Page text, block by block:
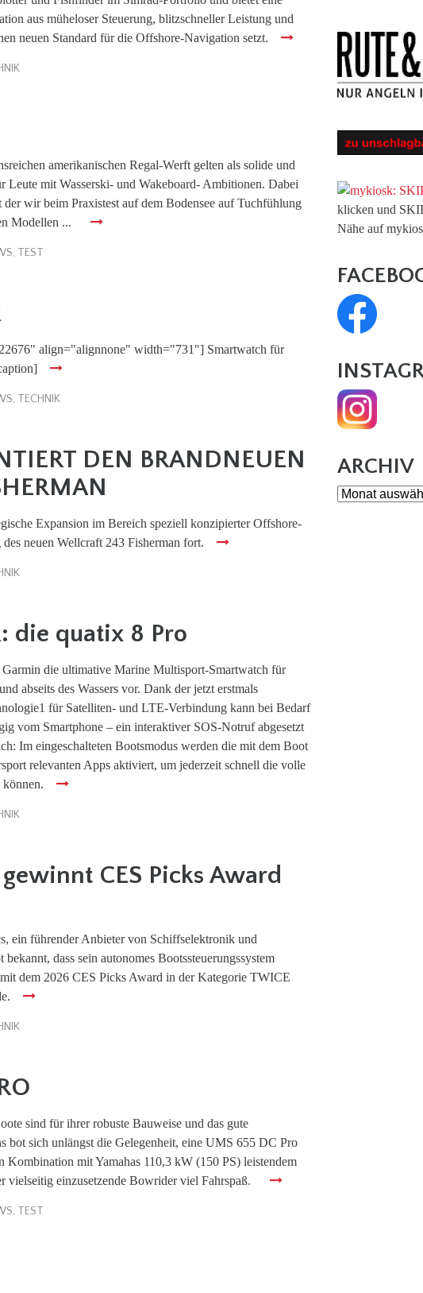
aus müheloser Steuerung, blitzschneller Leistung und
neuen Standard für die Offshore-Navigation setzt.
amerikanischen Regal-Werft gelten als solide und
Leute mit Wasserski- und Wakeboard- Ambitionen. Dabei
wir beim Praxistest auf dem Bodensee auf Tuchfühlung
Modellen ...
, TEST
align="alignnone" width="731"] Smartwatch für
, TECHNIK
DEN BRANDNEUEN
Expansion im Bereich speziell konzipierter Offshore-
neuen Wellcraft 243 Fisherman fort.
die quatix 8 Pro
die ultimative Marine Multisport-Smartwatch für
abseits des Wassers vor. Dank der jetzt erstmals
für Satelliten- und LTE-Verbindung kann bei Bedarf
vom Smartphone – ein interaktiver SOS-Notruf abgesetzt
Im eingeschalteten Bootsmodus werden die mit dem Boot
relevanten Apps aktiviert, um jederzeit schnell die volle
CES Picks Award
ein führender Anbieter von Schiffselektronik und
dass sein autonomes Bootssteuerungssystem
dem 2026 CES Picks Award in der Kategorie TWICE
sind für ihrer robuste Bauweise und das gute
bot sich unlängst die Gelegenheit, eine UMS 655 DC Pro
Kombination mit Yamahas 110,3 kW (150 PS) leistendem
vielseitig einzusetzende Bowrider viel Fahrspaß.
, TEST
klicken und
Nähe auf
ARCHIV
Archiv